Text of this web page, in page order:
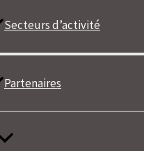
Secteurs d’activité
Partenaires